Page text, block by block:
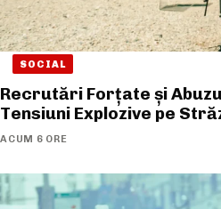
SOCIAL
Recrutări Forțate și
Tensiuni Explozive pe
ACUM 6 ORE